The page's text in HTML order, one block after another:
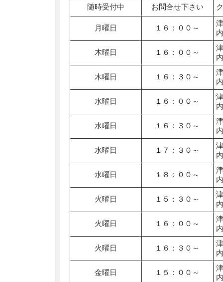
随時受付中
お問合せ下さい
月曜日 １６：００～
木曜日 １６：００～
木曜日 １６：３０～
水曜日 １６：００～
水曜日 １６：３０～
水曜日 １７：３０～
水曜日 １８：００～
火曜日 １５：３０～
火曜日 １６：００～
火曜日 １６：３０～
金曜日 １５：００～